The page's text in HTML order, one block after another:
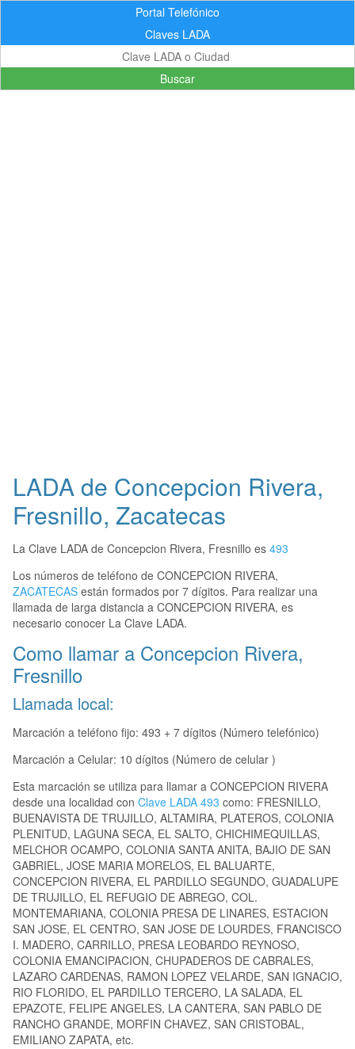
Portal Telefónico
Claves LADA
Buscar
LADA de Concepcion Rivera,
Fresnillo, Zacatecas
La Clave LADA de Concepcion Rivera, Fresnillo es 493
Los números de teléfono de CONCEPCION RIVERA,
ZACATECAS están formados por 7 dígitos. Para realizar una
llamada de larga distancia a CONCEPCION RIVERA, es
necesario conocer La Clave LADA.
Como llamar a Concepcion Rivera,
Fresnillo
Llamada local:
Marcación a teléfono fijo: 493 + 7 dígitos (Número telefónico)
Marcación a Celular: 10 dígitos (Número de celular )
Esta marcación se utiliza para llamar a CONCEPCION RIVERA
desde una localidad con Clave LADA 493 como: FRESNILLO,
BUENAVISTA DE TRUJILLO, ALTAMIRA, PLATEROS, COLONIA
PLENITUD, LAGUNA SECA, EL SALTO, CHICHIMEQUILLAS,
MELCHOR OCAMPO, COLONIA SANTA ANITA, BAJIO DE SAN
GABRIEL, JOSE MARIA MORELOS, EL BALUARTE,
CONCEPCION RIVERA, EL PARDILLO SEGUNDO, GUADALUPE
DE TRUJILLO, EL REFUGIO DE ABREGO, COL.
MONTEMARIANA, COLONIA PRESA DE LINARES, ESTACION
SAN JOSE, EL CENTRO, SAN JOSE DE LOURDES, FRANCISCO
I. MADERO, CARRILLO, PRESA LEOBARDO REYNOSO,
COLONIA EMANCIPACION, CHUPADEROS DE CABRALES,
LAZARO CARDENAS, RAMON LOPEZ VELARDE, SAN IGNACIO,
RIO FLORIDO, EL PARDILLO TERCERO, LA SALADA, EL
EPAZOTE, FELIPE ANGELES, LA CANTERA, SAN PABLO DE
RANCHO GRANDE, MORFIN CHAVEZ, SAN CRISTOBAL,
EMILIANO ZAPATA, etc.